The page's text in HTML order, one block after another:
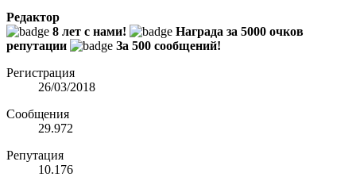
Редактор
8 лет с нами!
Награда за 5000 очков
репутации
За 500 сообщений!
Регистрация
26/03/2018
Сообщения
29.972
Репутация
10.176